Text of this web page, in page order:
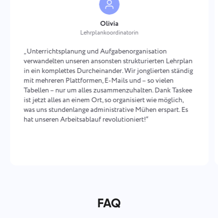
Olivia
Lehrplankoordinatorin
„Unterrichtsplanung und Aufgabenorganisation
verwandelten unseren ansonsten strukturierten Lehrplan
in ein komplettes Durcheinander. Wir jonglierten ständig
mit mehreren Plattformen, E-Mails und – so vielen
Tabellen – nur um alles zusammenzuhalten. Dank Taskee
ist jetzt alles an einem Ort, so organisiert wie möglich,
was uns stundenlange administrative Mühen erspart. Es
hat unseren Arbeitsablauf revolutioniert!“
FAQ